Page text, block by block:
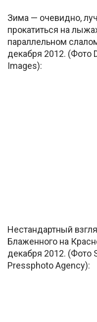
Зима — очевидно,
прокатиться на
параллельном
декабря 2012. (Фото
Images):
Нестандартный
Блаженного на
декабря 2012. (Фото
Pressphoto Agency):